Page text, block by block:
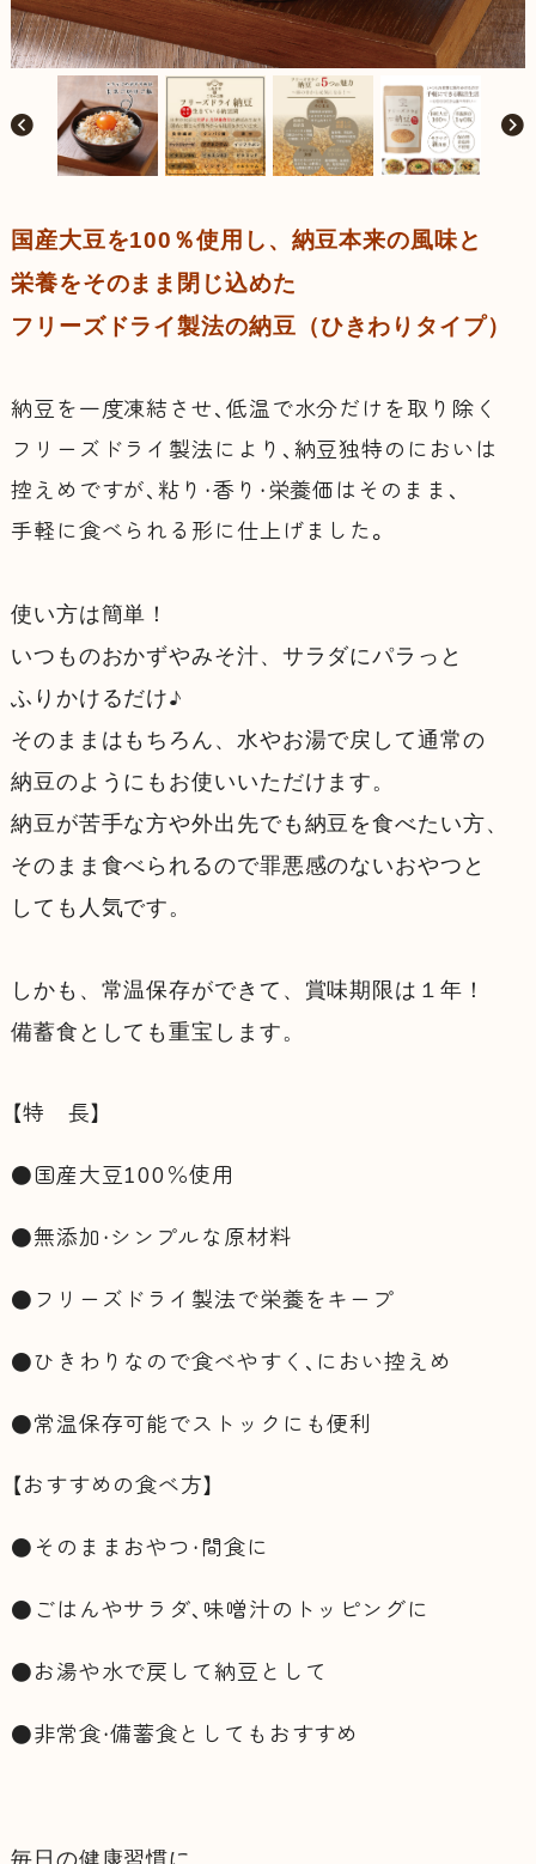
国産大豆を100％使用し、納豆本来の風味と
栄養をそのまま閉じ込めた
フリーズドライ製法の納豆 （ひきわりタイプ）
納豆を一度凍結させ、低温で水分だけを取り除く
フリーズドライ製法により、納豆独特のにおいは
控えめですが、粘り・香り・栄養価はそのまま、
手軽に食べられる形に仕上げました。
使い方は簡単！
いつものおかずやみそ汁、サラダにパラっと
ふりかけるだけ♪
そのままはもちろん、水やお湯で戻して通常の
納豆のようにもお使いいただけます。
納豆が苦手な方や外出先でも納豆を食べたい方、
そのまま食べられるので罪悪感のないおやつと
しても人気です。
しかも、常温保存ができて、賞味期限は１年！
備蓄食としても重宝します。
【特 長】
●国産大豆100％使用
●無添加・シンプルな原材料
●フリーズドライ製法で栄養をキープ
●ひきわりなので食べやすく、におい控えめ
●常温保存可能でストックにも便利
【おすすめの食べ方】
●そのままおやつ・間食に
●ごはんやサラダ、味噌汁のトッピングに
●お湯や水で戻して納豆として
●非常食・備蓄食としてもおすすめ
毎日の健康習慣に、